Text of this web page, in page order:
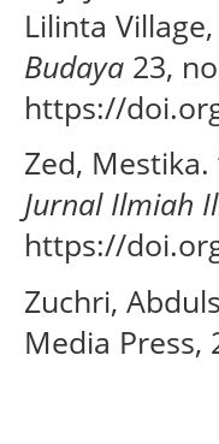
Lilinta
Budaya 23,
https://
Zed,
Jurnal Ilmiah
https://
Zuchri,
Media Press,